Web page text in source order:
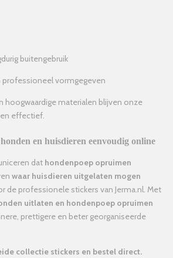
buitengebruik
professioneel vormgegeven
hoogwaardige materialen blijven onze
effectief.
en huisdieren eenvoudig online
dat hondenpoep opruimen
waar huisdieren uitgelaten mogen
de professionele stickers van Jerma.nl. Met
uitlaten en hondenpoep opruimen
prettigere en beter georganiseerde
collectie stickers en bestel direct.